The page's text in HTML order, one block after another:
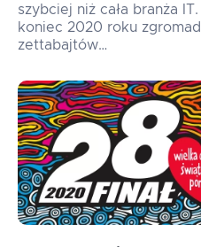
szybciej niż cała branża
koniec 2020 roku
zettabajtów…